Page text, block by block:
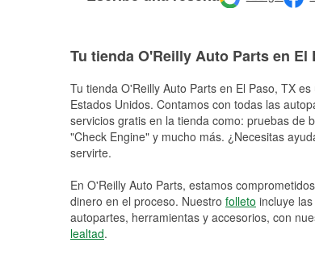
Tu tienda O'Reilly Auto Parts en El
Tu tienda O'Reilly Auto Parts en El Paso, TX
Estados Unidos. Contamos con todas las
servicios gratis en la tienda como: pruebas de
"Check Engine" y mucho más. ¿Necesitas
servirte.
En O'Reilly Auto Parts, estamos
dinero en el proceso. Nuestro folleto incluye
autopartes, herramientas y accesorios, con
lealtad.